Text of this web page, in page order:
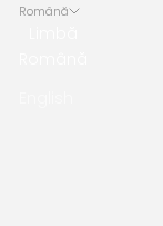
Română